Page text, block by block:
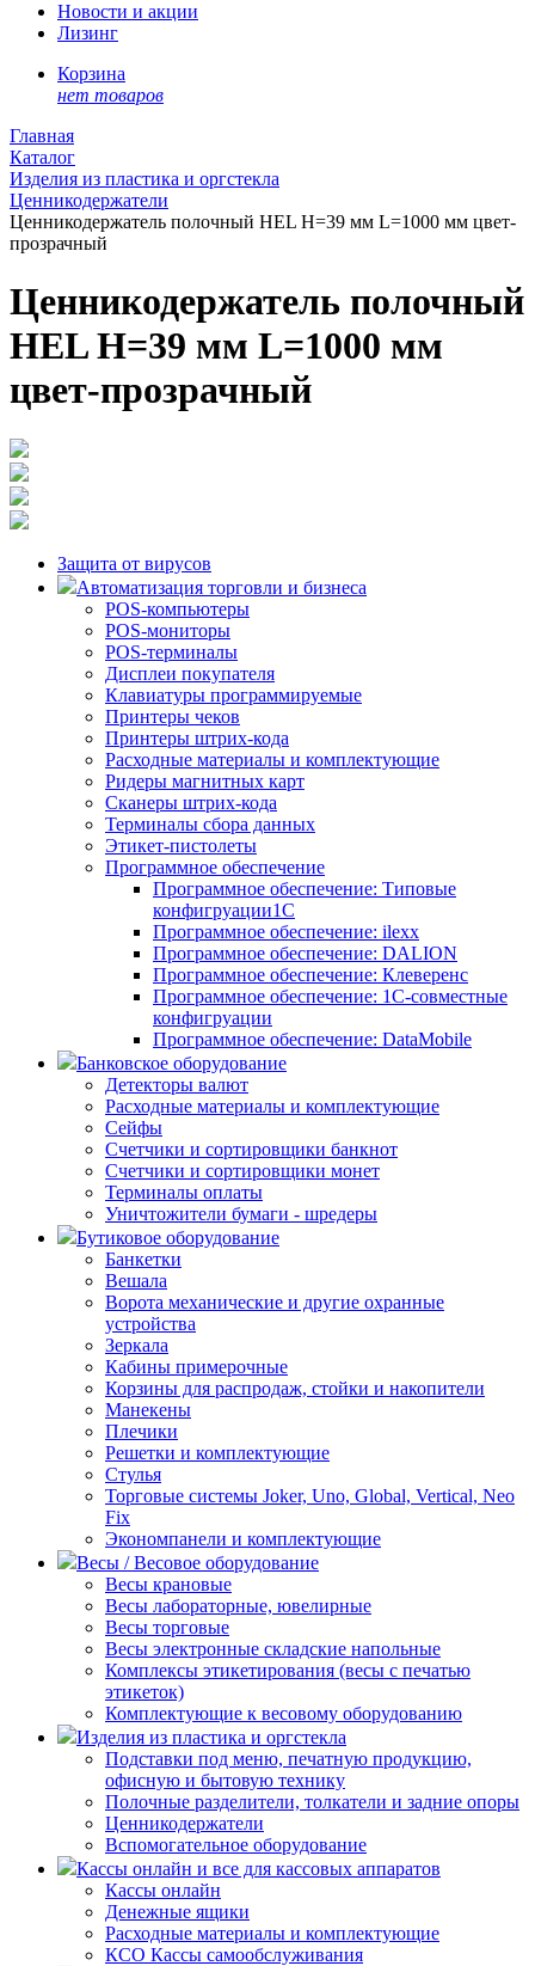
Новости и акции
Лизинг
Корзина
нет товаров
Главная
Каталог
Изделия из пластика и оргстекла
Ценникодержатели
Ценникодержатель полочный HEL H=39 мм L=1000 мм цвет-
прозрачный
Ценникодержатель полочный
HEL H=39 мм L=1000 мм
цвет-прозрачный
Защита от вирусов
Автоматизация торговли и бизнеса
POS-компьютеры
POS-мониторы
POS-терминалы
Дисплеи покупателя
Клавиатуры программируемые
Принтеры чеков
Принтеры штрих-кода
Расходные материалы и комплектующие
Ридеры магнитных карт
Сканеры штрих-кода
Терминалы сбора данных
Этикет-пистолеты
Программное обеспечение
Программное обеспечение: Типовые
конфигруации1С
Программное обеспечение: ilexx
Программное обеспечение: DALION
Программное обеспечение: Клеверенс
Программное обеспечение: 1С-совместные
конфигруации
Программное обеспечение: DataMobile
Банковское оборудование
Детекторы валют
Расходные материалы и комплектующие
Сейфы
Счетчики и сортировщики банкнот
Счетчики и сортировщики монет
Терминалы оплаты
Уничтожители бумаги - шредеры
Бутиковое оборудование
Банкетки
Вешала
Ворота механические и другие охранные
устройства
Зеркала
Кабины примерочные
Корзины для распродаж, стойки и накопители
Манекены
Плечики
Решетки и комплектующие
Стулья
Торговые системы Joker, Uno, Global, Vertical, Neo
Fix
Экономпанели и комплектующие
Весы / Весовое оборудование
Весы крановые
Весы лабораторные, ювелирные
Весы торговые
Весы электронные складские напольные
Комплексы этикетирования (весы с печатью
этикеток)
Комплектующие к весовому оборудованию
Изделия из пластика и оргстекла
Подставки под меню, печатную продукцию,
офисную и бытовую технику
Полочные разделители, толкатели и задние опоры
Ценникодержатели
Вспомогательное оборудование
Кассы онлайн и все для кассовых аппаратов
Кассы онлайн
Денежные ящики
Расходные материалы и комплектующие
КСО Кассы самообслуживания